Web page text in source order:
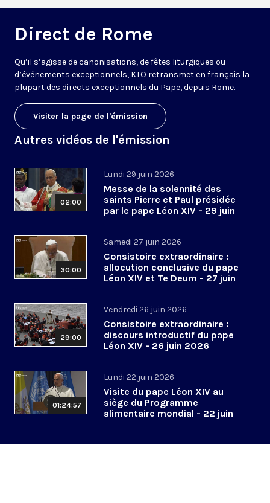
Direct de Rome
Qu’il s’agisse de canonisations, de fêtes liturgiques ou
d’événements exceptionnels, KTO retransmet en français la
plupart des directs exceptionnels du Pape, depuis Rome.
Visiter la page de l'émission
Autres vidéos de l'émission
02:00
Lundi 29 juin 2026
Messe de la solennité des
saints Pierre et Paul présidée
par le pape Léon XIV - 29 juin
30:00
Samedi 27 juin 2026
Consistoire extraordinaire :
allocution conclusive du pape
Léon XIV et Te Deum - 27 juin
29:00
Vendredi 26 juin 2026
Consistoire extraordinaire :
discours introductif du pape
Léon XIV - 26 juin 2026
01:24:57
Lundi 22 juin 2026
Visite du pape Léon XIV au
siège du Programme
alimentaire mondial - 22 juin